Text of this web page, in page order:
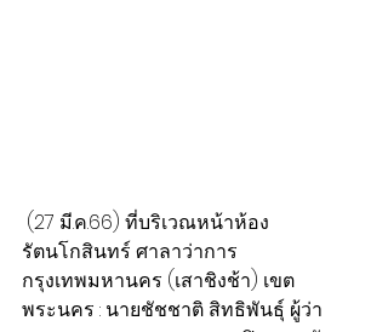
รัตนโกสินทร์ ศาลาว่าการ
กรุงเทพมหานคร (เสาชิงช้า) เขต
พระนคร : นายชัชชาติ สิทธิพันธุ์ ผู้ว่า